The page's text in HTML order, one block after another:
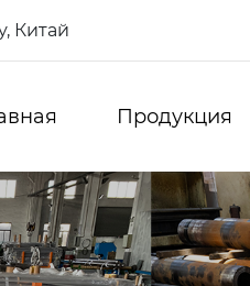
Китай
Продукция